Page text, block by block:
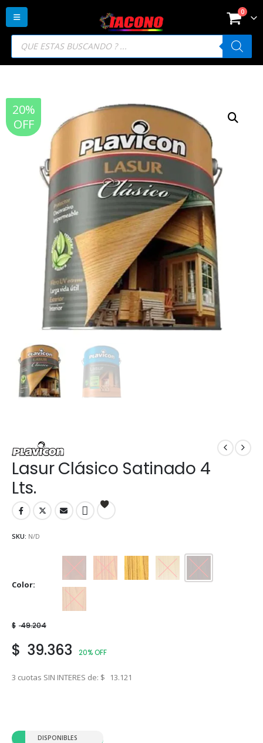
Búsqueda
productos
0
20%
OFF
Lasur Clásico Satinado 4
Lts.
SKU: N/D
Color
Caoba Cedro Cristal Natural Nogal
Roble
$ 49.204
$ 39.363 20% OFF
3 cuotas SIN INTERES de: $ 13.121
DISPONIBLES